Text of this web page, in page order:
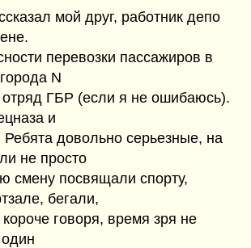
мой друг, работник депо
перевозки пассажиров в
N
отряд ГБР (если я не ошибаюсь).
и
Ребята довольно серьезные, на
не просто
смену посвящали спорту,
бегали,
говоря, время зря не